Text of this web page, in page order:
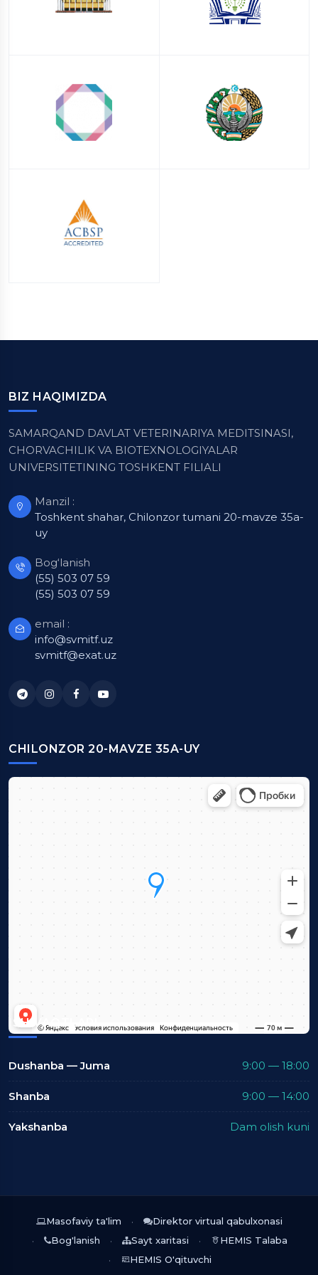
BIZ HAQIMIZDA
SAMARQAND DAVLAT VETERINARIYA MEDITSINASI,
CHORVACHILIK VA BIOTEXNOLOGIYALAR
UNIVERSITETINING TOSHKENT FILIALI
Manzil :
Toshkent shahar, Chilonzor tumani 20-mavze 35a-
uy
Bog‘lanish
(55) 503 07 59
(55) 503 07 59
email :
info@svmitf.uz
svmitf@exat.uz
CHILONZOR 20-MAVZE 35A-UY
ISH VAQTLARI
Dushanba — Juma 9:00 — 18:00
Shanba 9:00 — 14:00
Yakshanba Dam olish kuni
Masofaviy ta'lim
Direktor virtual qabulxonasi
Bog'lanish
Sayt xaritasi
HEMIS Talaba
HEMIS O'qituvchi